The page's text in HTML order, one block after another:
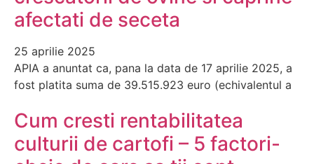
afectati de seceta
25 aprilie 2025
APIA a anuntat ca, pana la data de 17 aprilie 2025, a
fost platita suma de 39.515.923 euro (echivalentul a
Cum cresti rentabilitatea
culturii de cartofi – 5 factori-